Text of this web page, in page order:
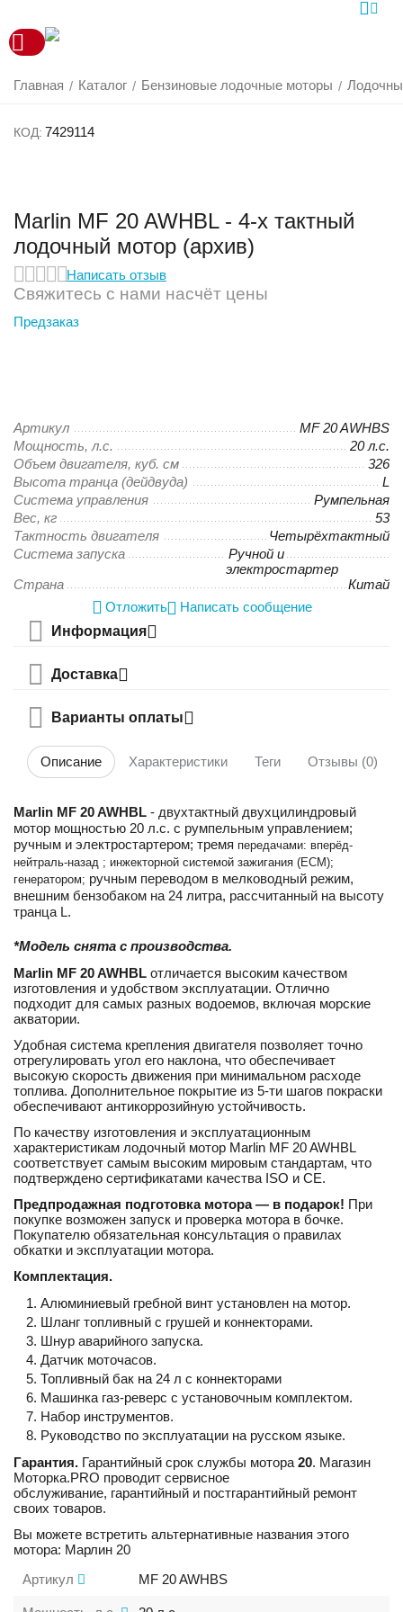
Главная / Каталог / Бензиновые лодочные моторы /
КОД: 7429114
Marlin MF 20 AWHBL - 4-х тактный
лодочный мотор (архив)
Написать отзыв
Свяжитесь с нами насчёт цены
Предзаказ
Артикул
MF 20 AWHBS
Мощность, л.с.
20 л.с.
Объем двигателя, куб. см
326
Высота транца (дейдвуда)
L
Система управления
Румпельная
Вес, кг
53
Тактность двигателя
Четырёхтактный
Система запуска
Ручной и
электростартер
Страна
Китай
Отложить
Написать сообщение
Информация
Доставка
Варианты оплаты
Описание Характеристики Теги Отзывы (0)
Marlin MF 20 AWHBL - двухтактный двухцилиндровый
мотор мощностью 20 л.с. с румпельным управлением;
ручным и электростартером; тремя передачами: вперёд-
нейтраль-назад ; инжекторной системой зажигания (ECM);
генератором; ручным переводом в мелководный режим,
внешним бензобаком на 24 литра, рассчитанный на высоту
транца L.
*Модель снята с производства.
Marlin MF 20 AWHBL отличается высоким качеством
изготовления и удобством эксплуатации. Отлично
подходит для самых разных водоемов, включая морские
акватории.
Удобная система крепления двигателя позволяет точно
отрегулировать угол его наклона, что обеспечивает
высокую скорость движения при минимальном расходе
топлива. Дополнительное покрытие из 5-ти шагов покраски
обеспечивают антикоррозийную устойчивость.
По качеству изготовления и эксплуатационным
характеристикам лодочный мотор Marlin MF 20 AWHBL
соответствует самым высоким мировым стандартам, что
подтверждено сертификатами качества ISO и CE.
Предпродажная подготовка мотора ― в подарок! При
покупке возможен запуск и проверка мотора в бочке.
Покупателю обязательная консультация о правилах
обкатки и эксплуатации мотора.
Комплектация.
Алюминиевый гребной винт установлен на мотор.
Шланг топливный с грушей и коннекторами.
Шнур аварийного запуска.
Датчик моточасов.
Топливный бак на 24 л с коннекторами
Машинка газ-реверс с установочным комплектом.
Набор инструментов.
Руководство по эксплуатации на русском языке.
Гарантия. Гарантийный срок службы мотора 20. Магазин
Моторка.PRO проводит сервисное
обслуживание, гарантийный и постгарантийный ремонт
своих товаров.
Вы можете встретить альтернативные названия этого
мотора: Марлин 20
Артикул
MF 20 AWHBS